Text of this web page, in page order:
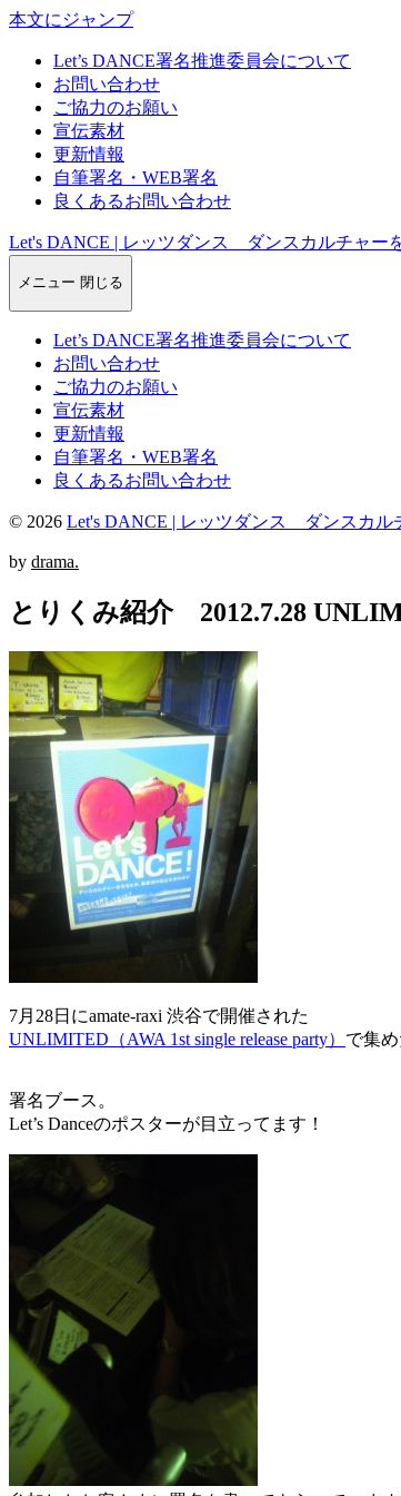
本文にジャンプ
Let’s DANCE署名推進委員会について
お問い合わせ
ご協力のお願い
宣伝素材
更新情報
自筆署名・WEB署名
良くあるお問い合わせ
Let's DANCE | レッツダンス ダンスカルチャー
メニュー 閉じる
Let’s DANCE署名推進委員会について
お問い合わせ
ご協力のお願い
宣伝素材
更新情報
自筆署名・WEB署名
良くあるお問い合わせ
© 2026 Let's DANCE | レッツダンス ダンスカル
by drama.
とりくみ紹介 2012.7.28
7月28日にamate-raxi 渋谷で開催された
UNLIMITED（AWA 1st single release party） で集
署名ブース。
Let’s Danceのポスターが目立ってます！